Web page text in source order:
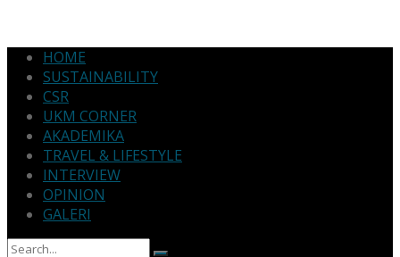
HOME
SUSTAINABILITY
CSR
UKM CORNER
AKADEMIKA
TRAVEL & LIFESTYLE
INTERVIEW
OPINION
GALERI